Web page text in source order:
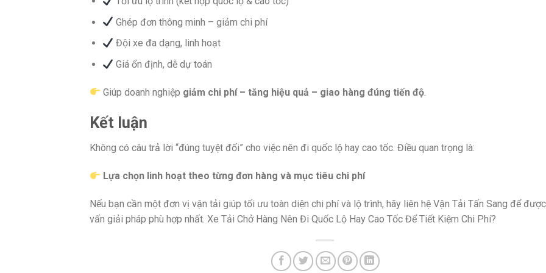
Ghép đơn thông minh – giảm chi phí
Đội xe đa dạng, linh hoạt
Giá ổn định, dễ dự toán
Giúp doanh nghiệp giảm chi phí – tăng hiệu quả – giao hàng đúng tiến độ.
Kết luận
Không có câu trả lời “đúng tuyệt đối” cho việc nên đi quốc lộ hay cao tốc. Điều quan trọng là:
Lựa chọn linh hoạt theo từng đơn hàng và mục tiêu chi phí
Nếu bạn cần một đơn vị vận tải giúp tối ưu toàn diện chi phí và lộ trình, hãy liên hệ Vận Tải Tấn Sang để
vấn giải pháp phù hợp nhất. Xe Tải Chở Hàng Nên Đi Quốc Lộ Hay Cao Tốc Để Tiết Kiệm Chi Phí?